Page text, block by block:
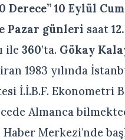
Derece” 10 Eylül
Pazar günleri saat
ile 360’ta. Gökay
1983 yılında
İ.İ.B.F. Ekonometri
Almanca
Merkezi'nde